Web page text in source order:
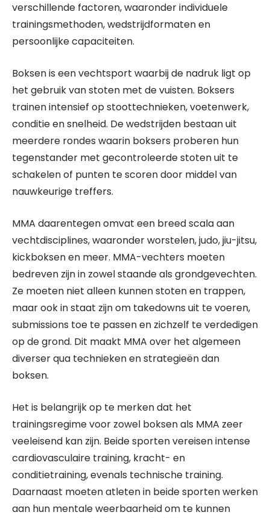
verschillende factoren, waaronder individuele
trainingsmethoden, wedstrijdformaten en
persoonlijke capaciteiten.
Boksen is een vechtsport waarbij de nadruk ligt op
het gebruik van stoten met de vuisten. Boksers
trainen intensief op stoottechnieken, voetenwerk,
conditie en snelheid. De wedstrijden bestaan uit
meerdere rondes waarin boksers proberen hun
tegenstander met gecontroleerde stoten uit te
schakelen of punten te scoren door middel van
nauwkeurige treffers.
MMA daarentegen omvat een breed scala aan
vechtdisciplines, waaronder worstelen, judo, jiu-jitsu,
kickboksen en meer. MMA-vechters moeten
bedreven zijn in zowel staande als grondgevechten.
Ze moeten niet alleen kunnen stoten en trappen,
maar ook in staat zijn om takedowns uit te voeren,
submissions toe te passen en zichzelf te verdedigen
op de grond. Dit maakt MMA over het algemeen
diverser qua technieken en strategieën dan
boksen.
Het is belangrijk op te merken dat het
trainingsregime voor zowel boksen als MMA zeer
veeleisend kan zijn. Beide sporten vereisen intense
cardiovasculaire training, kracht- en
conditietraining, evenals technische training.
Daarnaast moeten atleten in beide sporten werken
aan hun mentale weerbaarheid om te kunnen